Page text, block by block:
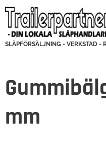
SLÄPFÖRSÄLJNING - VERKSTAD -
mm